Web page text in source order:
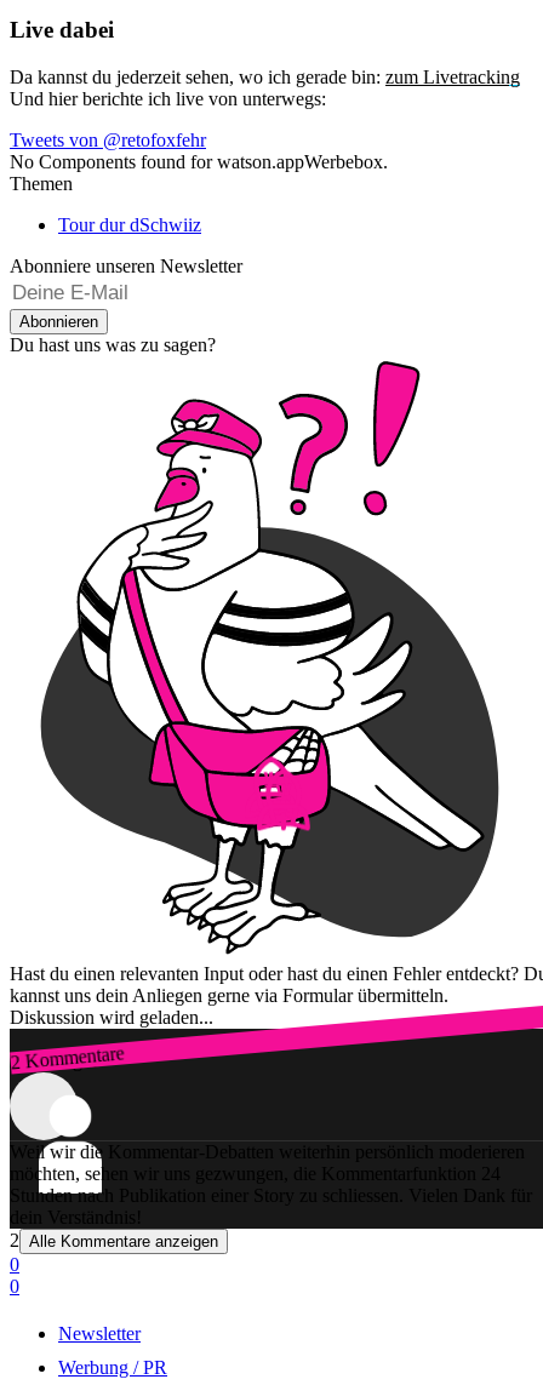
Live dabei
Da kannst du jederzeit sehen, wo ich gerade bin: zum Livetracking
Und hier berichte ich live von unterwegs:
Tweets von @retofoxfehr
No Components found for watson.appWerbebox.
Themen
Tour dur dSchwiiz
Abonniere unseren Newsletter
Abonnieren
Du hast uns was zu sagen?
Hast du einen relevanten Input oder hast du einen Fehler entdeckt?
kannst uns dein Anliegen gerne via Formular übermitteln.
Diskussion wird geladen...
2 Kommentare
Zum Login
Weil wir die Kommentar-Debatten weiterhin persönlich moderieren
möchten, sehen wir uns gezwungen, die Kommentarfunktion 24
Stunden nach Publikation einer Story zu schliessen. Vielen Dank für
dein Verständnis!
2 Alle Kommentare anzeigen
0
0
Newsletter
Werbung / PR